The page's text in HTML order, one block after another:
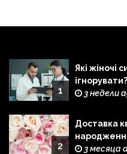
1
Які жіночі
ігнорувати?
3 недели
2
Доставка
3 месяца